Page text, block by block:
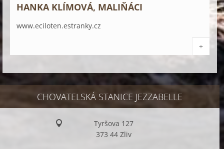
HANKA KLÍMOVÁ, MALIŇÁCI
www.eciloten.estranky.cz
+
CHOVATELSKÁ STANICE JEZZABELLE
Tyršova 127
373 44 Zliv